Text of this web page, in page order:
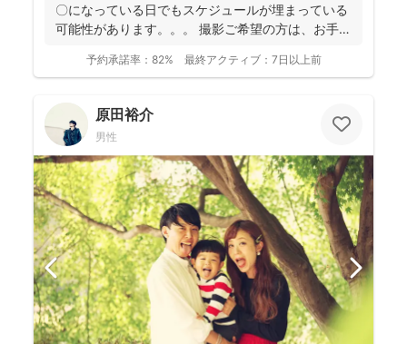
〇になっている日でもスケジュールが埋まっている
可能性があります。。。 撮影ご希望の方は、お手数
予約承諾率： 82% 最終アクティブ： 7日以上前
原田裕介
男性